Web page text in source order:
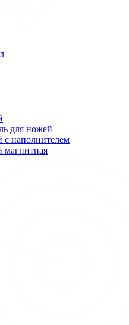
для ножей
с наполнителем
магнитная